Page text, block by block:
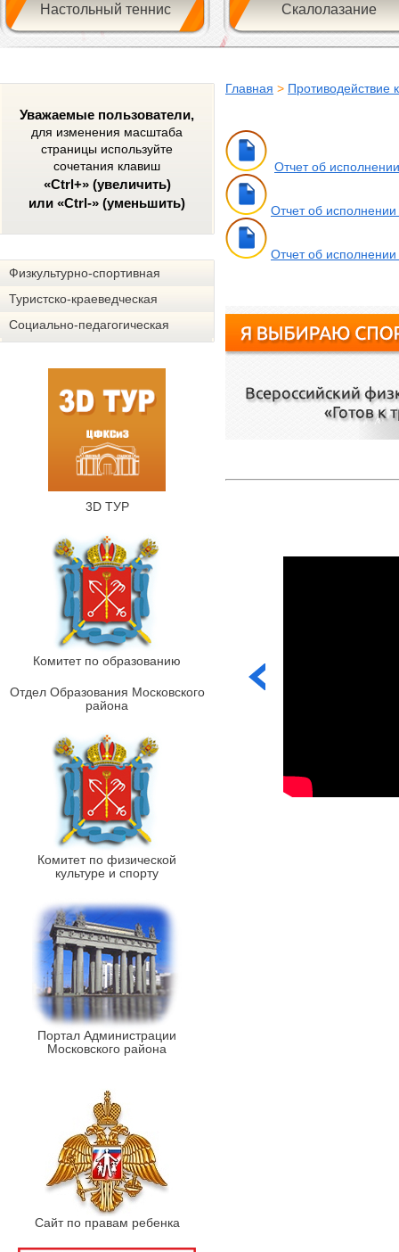
Настольный теннис Скалолазание
Уважаемые пользователи,
для изменения масштаба
страницы используйте
сочетания клавиш
«Ctrl+» (увеличить)
или «Ctrl-» (уменьшить)
Физкультурно-спортивная
Туристско-краеведческая
Социально-педагогическая
3D ТУР
Комитет по образованию
Отдел Образования Московского
района
Комитет по физической
культуре и спорту
Портал Администрации
Московского района
Сайт по правам ребенка
Главная > Противодействие
Отчет об
Отчет об
Отчет об